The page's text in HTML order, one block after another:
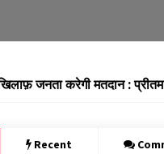
जनता करेगी मतदान :
Recent